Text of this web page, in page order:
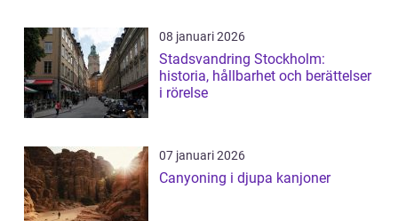
08 januari 2026
Stadsvandring Stockholm:
historia, hållbarhet och berättelser
i rörelse
07 januari 2026
Canyoning i djupa kanjoner